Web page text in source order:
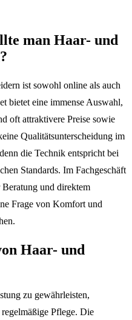
man Haar- und
ist sowohl online als auch
bietet eine immense Auswahl,
oft attraktivere Preise sowie
Qualitätsunterscheidung im
die Technik entspricht bei
Standards. Im Fachgeschäft
und direktem
Frage von Komfort und
Haar- und
zu gewährleisten,
Pflege. Die